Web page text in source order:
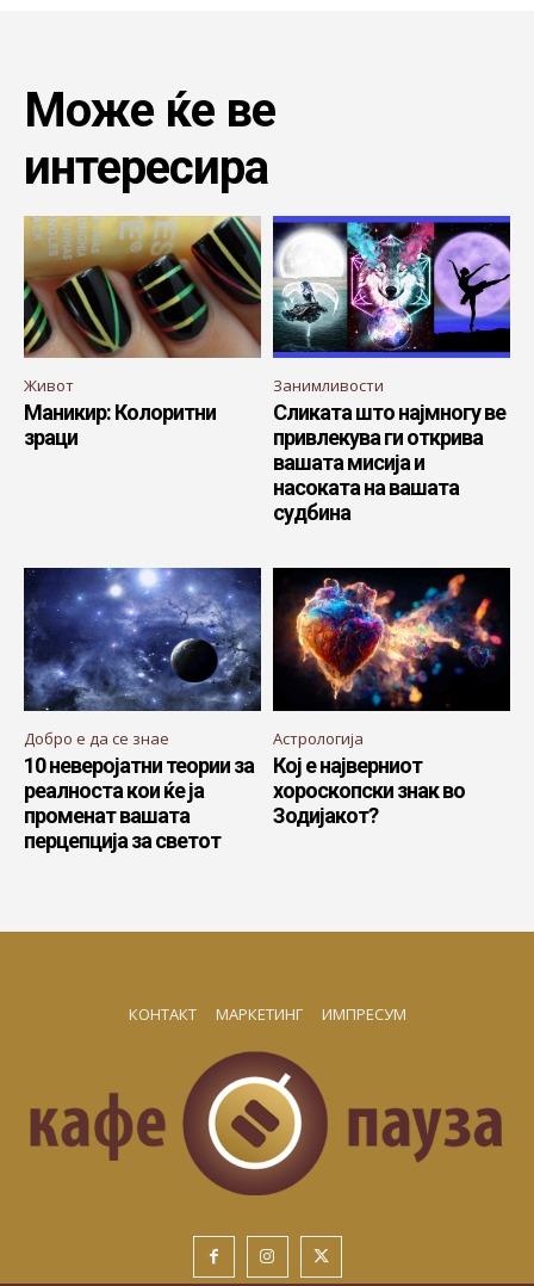
Може ќе ве
интересира
Живот
Маникир: Колоритни
зраци
Занимливости
Сликата што најмногу ве
привлекува ги открива
вашата мисија и
насоката на вашата
судбина
Добро е да се знае
10 неверојатни теории за
реалноста кои ќе ја
променат вашата
перцепција за светот
Астрологија
Кој е најверниот
хороскопски знак во
Зодијакот?
КОНТАКТ МАРКЕТИНГ ИМПРЕСУМ